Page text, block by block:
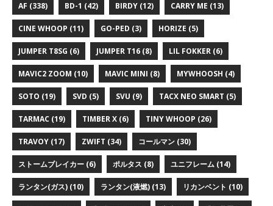
AF (338) BD-1 (42) BIRDY (12) CARRY ME (13)
CINE WHOOP (11) GO-PED (3) HORIZE (5)
JUMPER T8SG (6) JUMPER T16 (8) LIL FOKKER (6)
MAVIC2 ZOOM (10) MAVIC MINI (8) MYWHOOSH (4)
SOTO (19) SVD (5) SVU (9) TACX NEO SMART (5)
TARMAC (19) TIMBER X (6) TINY WHOOP (26)
TRAVOY (17) ZWIFT (34) コールマン (30)
ストームブレイカー (6) ポルタス (8) ユニフレーム (14)
ランタン(ガス) (10) ランタン(液燃) (13) リカンベント (10)